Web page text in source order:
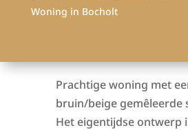
Woning in Bocholt
Prachtige woning met
bruin/beige gemêleerde
Het eigentijdse ontwerp